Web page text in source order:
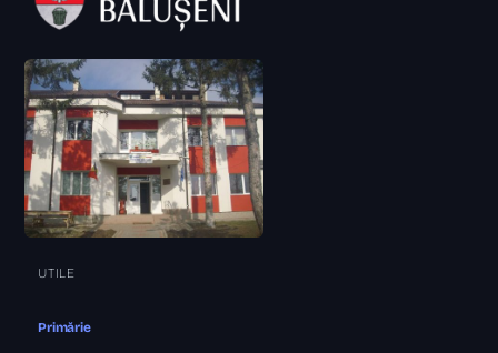
UTILE
Primărie